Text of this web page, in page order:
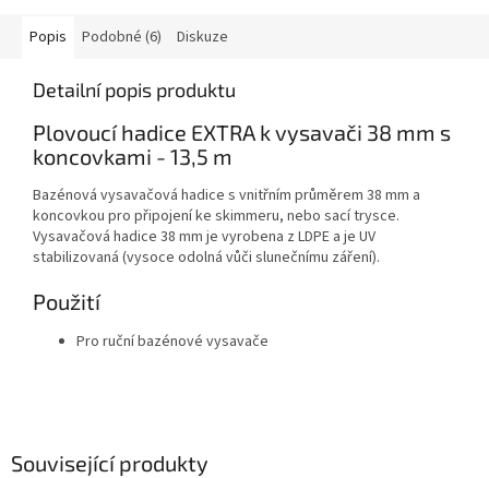
Popis Podobné (6) Diskuze
Detailní popis produktu
Plovoucí hadice EXTRA k vysavači 38 mm s
koncovkami - 13,5 m
Bazénová vysavačová hadice s vnitřním průměrem 38 mm a
koncovkou pro připojení ke skimmeru, nebo sací trysce.
Vysavačová hadice 38 mm je vyrobena z LDPE a je UV
stabilizovaná (vysoce odolná vůči slunečnímu záření).
Použití
Pro ruční bazénové vysavače
Související produkty